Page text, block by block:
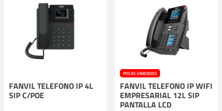
FANVIL TELEFONO IP 4L
SIP C/POE
POCAS UNIDADES
FANVIL TELEFONO IP WIFI
EMPRESARIAL 12L SIP
PANTALLA LCD